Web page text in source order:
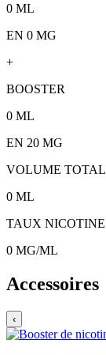
0 ML
EN 0 MG
+
BOOSTER
0 ML
EN 20 MG
VOLUME TOTAL
0 ML
TAUX NICOTINE
0 MG/ML
Accessoires
‹